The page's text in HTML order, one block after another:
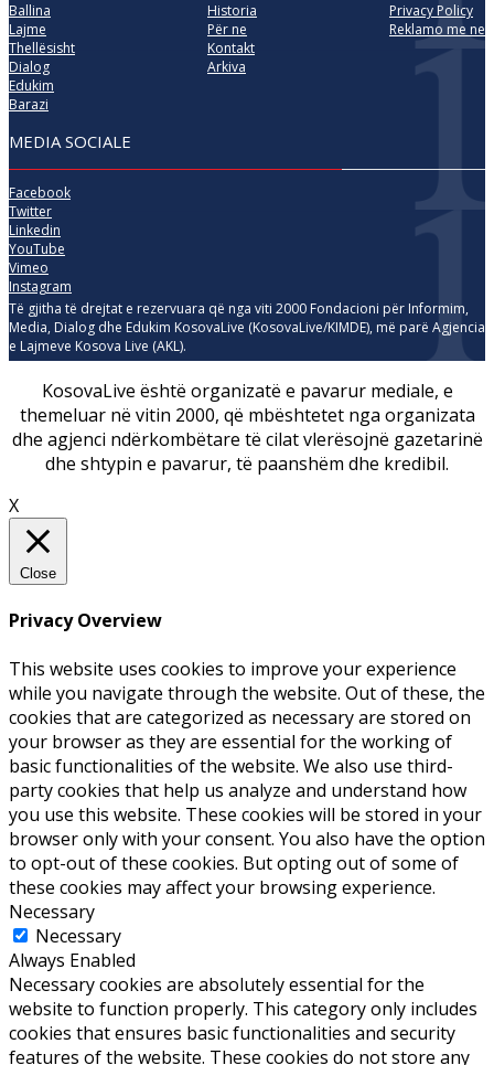
Ballina
Lajme
Thellësisht
Dialog
Edukim
Barazi
Historia
Për ne
Kontakt
Arkiva
Privacy Policy
Reklamo me ne
MEDIA SOCIALE
Facebook
Twitter
Linkedin
YouTube
Vimeo
Instagram
Të gjitha të drejtat e rezervuara që nga viti 2000 Fondacioni për Informim,
Media, Dialog dhe Edukim KosovaLive (KosovaLive/KIMDE), më parë Agjencia
e Lajmeve Kosova Live (AKL).
KosovaLive është organizatë e pavarur mediale, e
themeluar në vitin 2000, që mbështetet nga organizata
dhe agjenci ndërkombëtare të cilat vlerësojnë gazetarinë
dhe shtypin e pavarur, të paanshëm dhe kredibil.
X
Close
Privacy Overview
This website uses cookies to improve your experience
while you navigate through the website. Out of these, the
cookies that are categorized as necessary are stored on
your browser as they are essential for the working of
basic functionalities of the website. We also use third-
party cookies that help us analyze and understand how
you use this website. These cookies will be stored in your
browser only with your consent. You also have the option
to opt-out of these cookies. But opting out of some of
these cookies may affect your browsing experience.
Necessary
Necessary
Always Enabled
Necessary cookies are absolutely essential for the
website to function properly. This category only includes
cookies that ensures basic functionalities and security
features of the website. These cookies do not store any